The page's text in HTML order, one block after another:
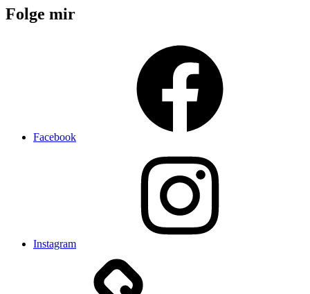
Folge mir
Facebook
Instagram